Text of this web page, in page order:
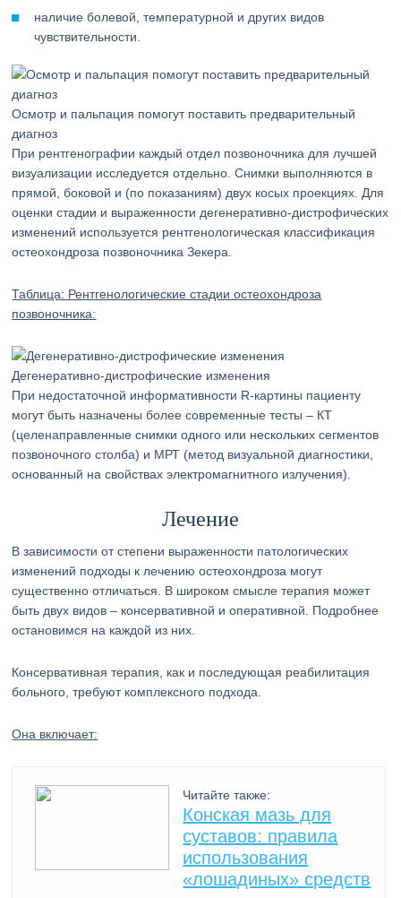
наличие болевой, температурной и других видов
чувствительности.
Осмотр и пальпация помогут поставить предварительный
диагноз
При рентгенографии каждый отдел позвоночника для лучшей
визуализации исследуется отдельно. Снимки выполняются в
прямой, боковой и (по показаниям) двух косых проекциях. Для
оценки стадии и выраженности дегенеративно-дистрофических
изменений используется рентгенологическая классификация
остеохондроза позвоночника Зекера.
Таблица: Рентгенологические стадии остеохондроза
позвоночника:
Дегенеративно-дистрофические изменения
При недостаточной информативности R-картины пациенту
могут быть назначены более современные тесты – КТ
(целенаправленные снимки одного или нескольких сегментов
позвоночного столба) и МРТ (метод визуальной диагностики,
основанный на свойствах электромагнитного излучения).
Лечение
В зависимости от степени выраженности патологических
изменений подходы к лечению остеохондроза могут
существенно отличаться. В широком смысле терапия может
быть двух видов – консервативной и оперативной. Подробнее
остановимся на каждой из них.
Консервативная терапия, как и последующая реабилитация
больного, требуют комплексного подхода.
Она включает:
Читайте также:
Конская мазь для
суставов: правила
использования
«лошадиных» средств